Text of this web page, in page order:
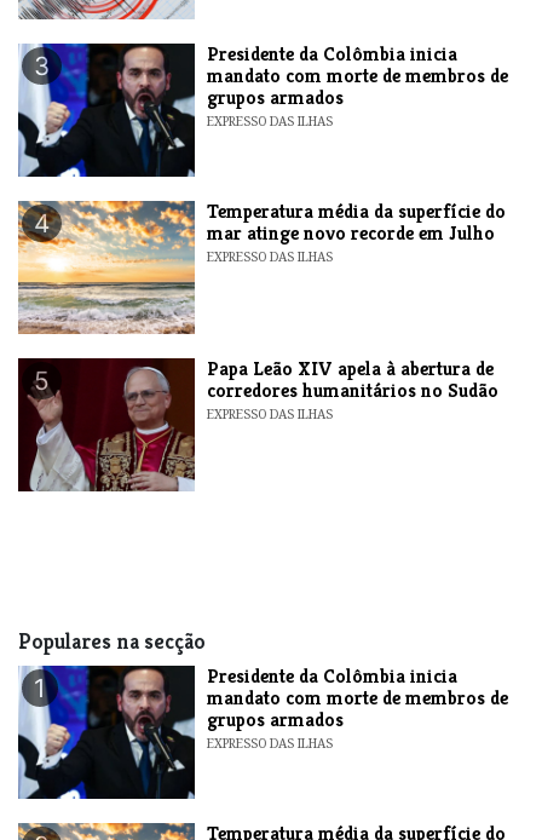
3
Presidente da Colômbia inicia
mandato com morte de membros de
grupos armados
EXPRESSO DAS ILHAS
4
Temperatura média da superfície do
mar atinge novo recorde em Julho
EXPRESSO DAS ILHAS
5
​Papa Leão XIV apela à abertura de
corredores humanitários no Sudão
EXPRESSO DAS ILHAS
Populares na secção
1
Presidente da Colômbia inicia
mandato com morte de membros de
grupos armados
EXPRESSO DAS ILHAS
Temperatura média da superfície do